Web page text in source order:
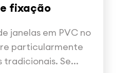
fixação
janelas em PVC no
particularmente
tradicionais. Se...